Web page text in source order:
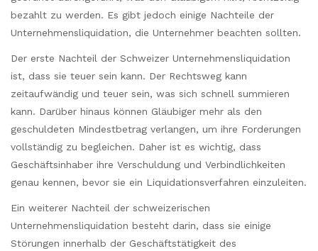
bezahlt zu werden. Es gibt jedoch einige Nachteile der
Unternehmensliquidation, die Unternehmer beachten sollten.
Der erste Nachteil der Schweizer Unternehmensliquidation
ist, dass sie teuer sein kann. Der Rechtsweg kann
zeitaufwändig und teuer sein, was sich schnell summieren
kann. Darüber hinaus können Gläubiger mehr als den
geschuldeten Mindestbetrag verlangen, um ihre Forderungen
vollständig zu begleichen. Daher ist es wichtig, dass
Geschäftsinhaber ihre Verschuldung und Verbindlichkeiten
genau kennen, bevor sie ein Liquidationsverfahren einzuleiten.
Ein weiterer Nachteil der schweizerischen
Unternehmensliquidation besteht darin, dass sie einige
Störungen innerhalb der Geschäftstätigkeit des